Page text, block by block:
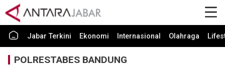
Jabar Terkini Ekonomi Internasional Olahraga
POLRESTABES BANDUNG